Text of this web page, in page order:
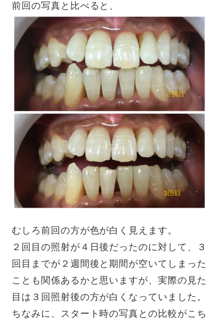
前回の写真と比べると、
むしろ前回の方が色が白く見えます。
２回目の照射が４日後だったのに対して、３
回目までが２週間後と期間が空いてしまった
ことも関係あるかと思いますが、実際の見た
目は３回照射後の方が白くなっていました。
ちなみに、スタート時の写真との比較がこち